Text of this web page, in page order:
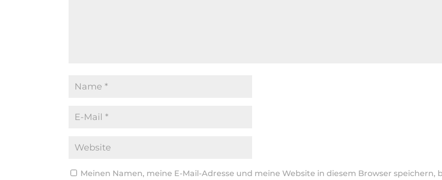
Meinen Namen, meine E-Mail-Adresse und meine Website in diesem Browser speichern,